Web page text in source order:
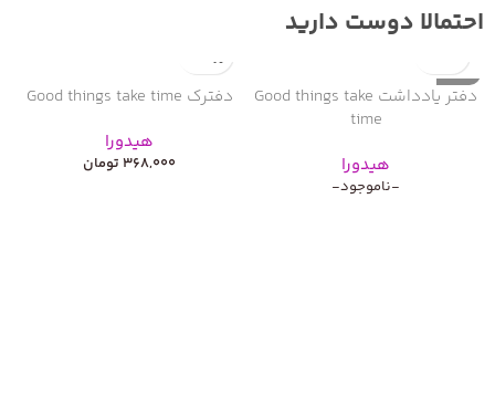
احتمالا دوست دارید
ناموجود
دفتر یادداشت Good things take
time
هیدورا
-ناموجود-
دفترک Good things take time
هیدورا
368,000 تومان